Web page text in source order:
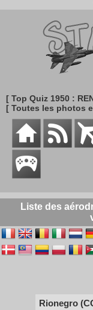
[ Top Quiz 1950 :
[ Toutes les photos
Liste des
Rionegro